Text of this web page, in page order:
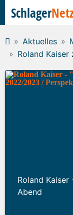
Aktuelles
Roland Kaiser
Roland
Abend
Schlager